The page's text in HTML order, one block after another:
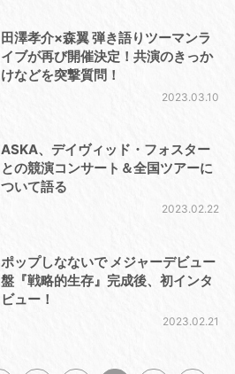
田澤孝介×森翼 弾き語りツーマンラ
イブが再び開催決定！共演のきっか
けなどを突撃質問！
2023.03.10
ASKA、デイヴィッド・フォスター
との競演コンサート＆全国ツアーに
ついて語る
2023.02.22
ポップしなないで メジャーデビュー
盤『戦略的生存』完成後、初インタ
ビュー！
2023.02.21